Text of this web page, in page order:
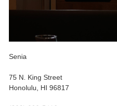
Senia
75 N. King Street
Honolulu, HI 96817